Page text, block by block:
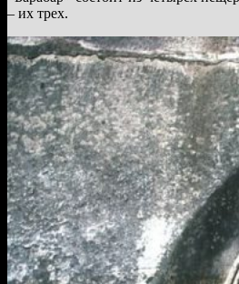
– их трех.